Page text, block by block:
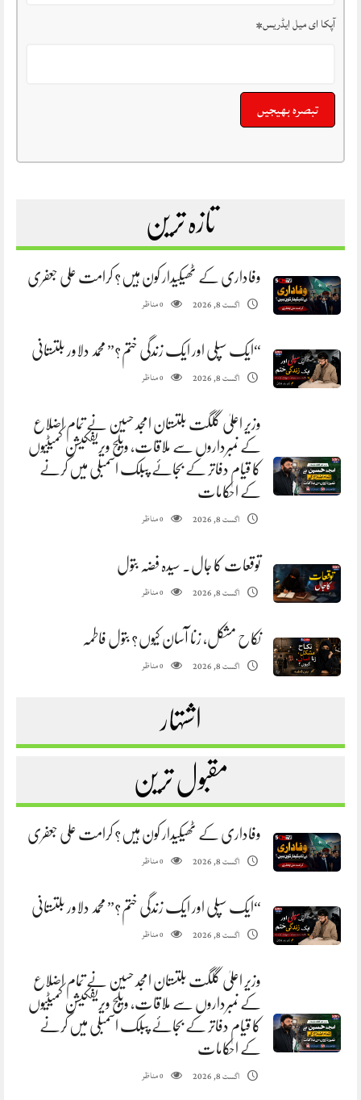
آپکا ای میل ایڈریس*
تازہ ترین
وفاداری کے ٹھیکیدار کون ہیں؟ کرامت علی جعفری
اگست 8, 2026 0مناظر
“ایک سپلی اور ایک زندگی ختم؟” محمد دلاور بلتستانی
اگست 8, 2026 0مناظر
وزیر اعلیٰ گلگت بلتستان امجد حسین نے تمام اضلاع
کے نمبرداروں سے ملاقات، ویلج ویریفکیشن کمیٹیوں
کا قیام دفاتر کے بجائے پبلک اسمبلی میں کرنے
کے احکامات
اگست 8, 2026 0مناظر
توقعات کا جال. سیدہ فضہ بتول
اگست 8, 2026 0مناظر
نکاح مشکل، زنا آسان کیوں؟ بتول فاطمہ
اگست 8, 2026 0مناظر
اشتہار
مقبول ترین
وفاداری کے ٹھیکیدار کون ہیں؟ کرامت علی جعفری
اگست 8, 2026 0مناظر
“ایک سپلی اور ایک زندگی ختم؟” محمد دلاور بلتستانی
اگست 8, 2026 0مناظر
وزیر اعلیٰ گلگت بلتستان امجد حسین نے تمام اضلاع
کے نمبرداروں سے ملاقات، ویلج ویریفکیشن کمیٹیوں
کا قیام دفاتر کے بجائے پبلک اسمبلی میں کرنے
کے احکامات
اگست 8, 2026 0مناظر